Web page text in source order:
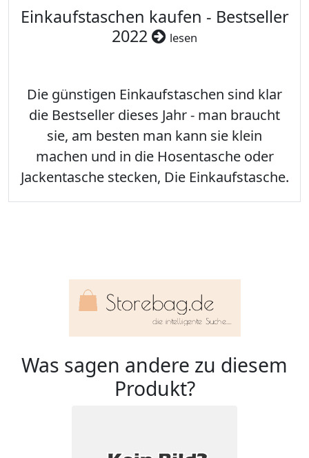
Einkaufstaschen kaufen - Bestseller
2022
lesen
Die günstigen Einkaufstaschen sind klar
die Bestseller dieses Jahr - man braucht
sie, am besten man kann sie klein
machen und in die Hosentasche oder
Jackentasche stecken, Die Einkaufstasche.
Was sagen andere zu diesem
Produkt?